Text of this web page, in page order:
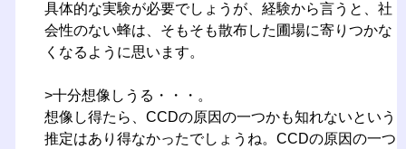
具体的な実験が必要でしょうが、経験から言うと、社
会性のない蜂は、そもそも散布した圃場に寄りつかな
くなるように思います。
>十分想像しうる・・・。
想像し得たら、CCDの原因の一つかも知れないという
推定はあり得なかったでしょうね。CCDの原因の一つ